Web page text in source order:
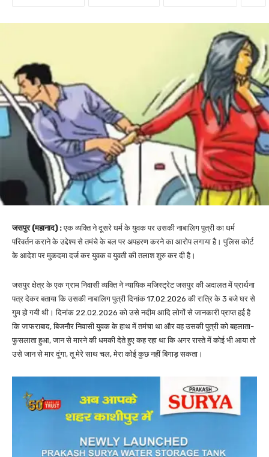
जसपुर (महानाद) :एक व्यक्ति ने दूसरे धर्म के युवक पर उसकी नाबालिग पुत्री का धर्म
परिवर्तन कराने के उद्देश्य से तमंचे के बल पर अपहरण करने का आरोप लगाया है। पुलिस कोर्ट
के आदेश पर मुकदमा दर्ज कर युवक व युवती की तलाश शुरु कर दी है।
जसपुर क्षेत्र के एक ग्राम निवासी व्यक्ति ने न्यायिक मजिस्ट्रेट जसपुर की अदालत में प्रार्थना
पत्र देकर बताया कि उसकी नाबालिग पुत्री दिनांक 17.02.2026 की रात्रि के 3 बजे घर से
गुम हो गयी थी। दिनांक 22.02.2026 को उसे नदीम आदि लोगों से जानकारी प्राप्त हई है
कि जाफराबाद, बिजनौर निवासी युवक के हाथ में तमंचा था और वह उसकी पुत्री को बहलाता-
फुसलाता हुआ, जान से मारने की धमकी देते हुए कह रहा था कि अगर रास्ते में कोई भी आया तो
उसे जान से मार दूंगा, तू मेरे साथ चल, मेरा कोई कुछ नहीं बिगाड़ सकता।